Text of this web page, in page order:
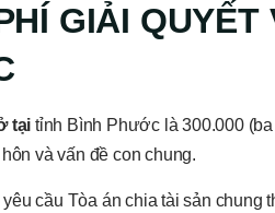
GIẢI
tại tỉnh Bình Phước là 300.000
và vấn đề con chung.
cầu Tòa án chia tài sản chung